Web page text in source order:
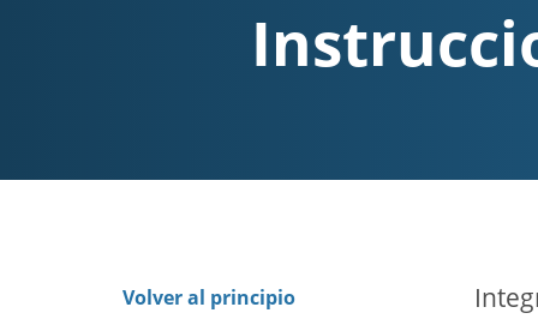
Volver al principio